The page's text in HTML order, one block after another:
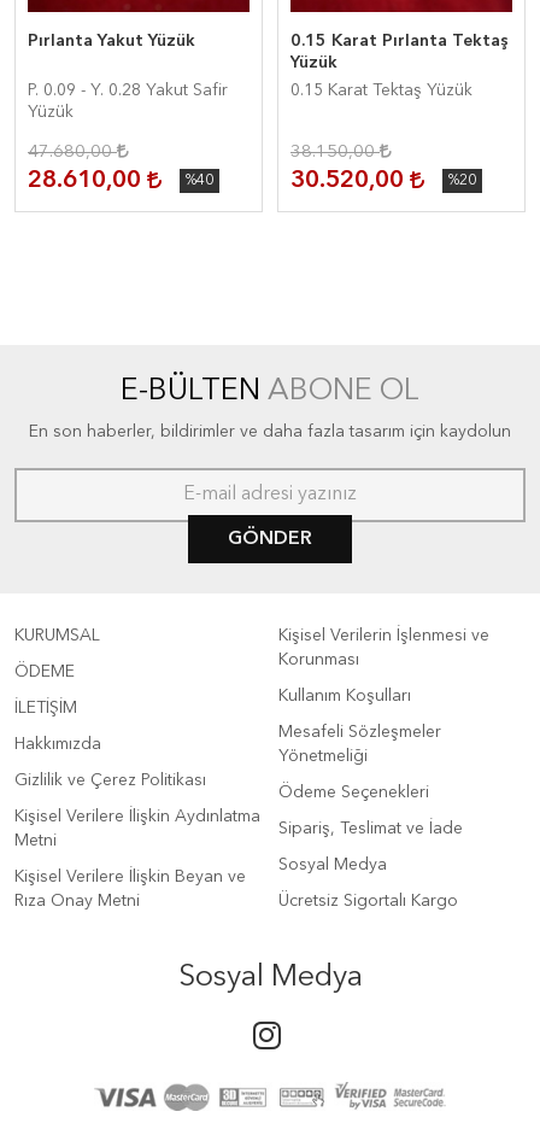
Pırlanta Yakut Yüzük
P. 0.09 - Y. 0.28 Yakut Safir
Yüzük
47.680,00
28.610,00 %40
0.15 Karat Pırlanta Tektaş
Yüzük
0.15 Karat Tektaş Yüzük
38.150,00
30.520,00 %20
E-BÜLTEN ABONE OL
En son haberler, bildirimler ve daha fazla tasarım için kaydolun
GÖNDER
KURUMSAL
ÖDEME
İLETİŞİM
Hakkımızda
Gizlilik ve Çerez Politikası
Kişisel Verilere İlişkin Aydınlatma
Metni
Kişisel Verilere İlişkin Beyan ve
Rıza Onay Metni
Kişisel Verilerin İşlenmesi ve
Korunması
Kullanım Koşulları
Mesafeli Sözleşmeler
Yönetmeliği
Ödeme Seçenekleri
Sipariş, Teslimat ve İade
Sosyal Medya
Ücretsiz Sigortalı Kargo
Sosyal Medya